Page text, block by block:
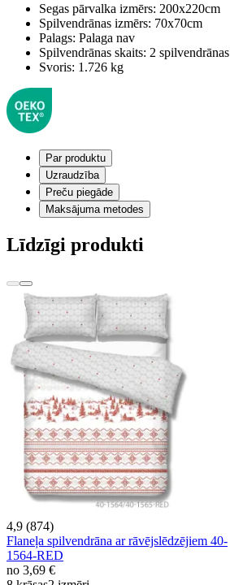
Segas pārvalka izmērs: 200x220cm
Spilvendrānas izmērs: 70x70cm
Palags: Palaga nav
Spilvendrānas skaits: 2 spilvendrānas
Svoris: 1.726 kg
Par produktu
Uzraudzība
Preču piegāde
Maksājuma metodes
Līdzīgi produkti
4,9 (874)
Flaneļa spilvendrāna ar rāvējslēdzējiem 40-
1564-RED
no 3,69 €